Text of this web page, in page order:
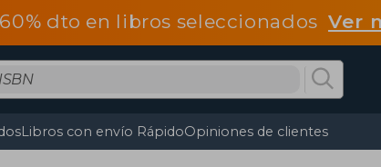
60% dto en libros seleccionadosVer
Libros con envío RápidoOpiniones de clientes